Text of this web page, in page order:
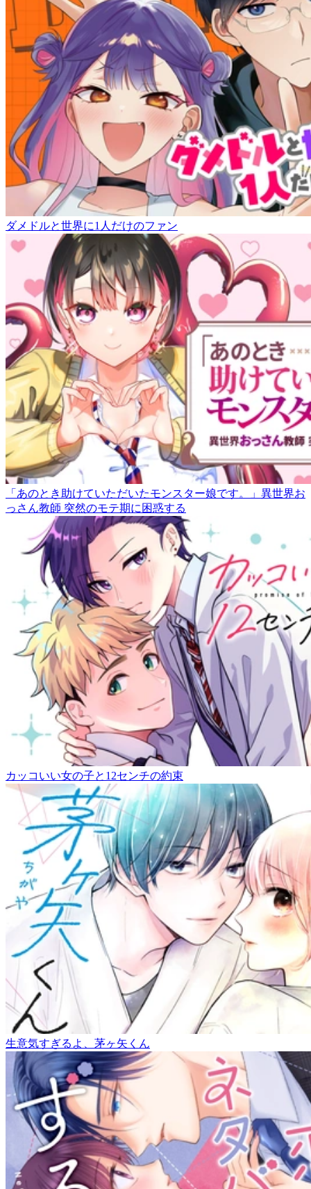
ダメドルと世界に1人だけのファン
「あのとき助けていただいたモンスター娘です。」異世界お
っさん教師 突然のモテ期に困惑する
カッコいい女の子と12センチの約束
生意気すぎるよ、茅ヶ矢くん